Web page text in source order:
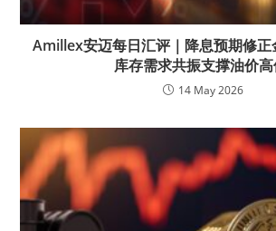
Amillex安迈每日汇评｜降息预期修正
库存需求共振支撑油价
14 May 2026